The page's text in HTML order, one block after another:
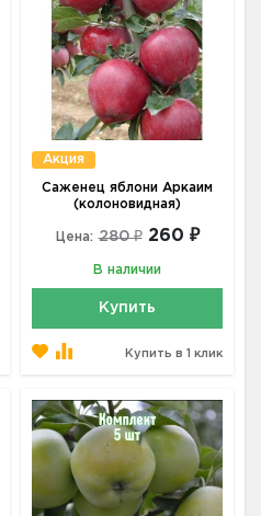
Акция
Саженец яблони Аркаим
(колоновидная)
Цена: 280 ₽ 260 ₽
В наличии
Купить
Купить в 1 клик